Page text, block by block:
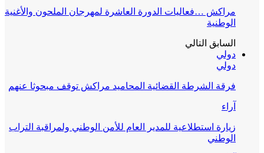
مراكش …فعاليات الدورة العاشرة لمهرجان الملحون والأغنية
الوطنية
السابق التالي
دولي
دولي
فرقة الشرطة القضائية المحاميد مراكش توقف مبحوثا عنهم
آراء
زيارة استطلاعية للمدير العام للأمن الوطني ولمراقبة التراب
الوطني